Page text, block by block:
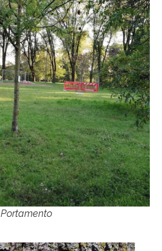
Portamento